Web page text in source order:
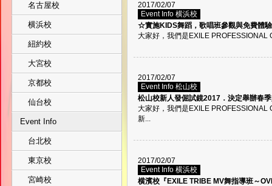
名古屋校
横浜校
紐約校
大宮校
京都校
仙台校
Event Info
台北校
東京校
宮崎校
2017/02/07
Event Info 横浜校
☆實施KIDS舞蹈，歌唱班參觀與免費體
大家好，我們是EXILE
2017/02/07
Event Info 松山校
松山校新人發倔試鏡2017．決定舉辦春
大家好，我們是EXILE PROFESSIONAL
新...
2017/02/07
Event Info 横浜校
横濱校『EXILE TRIBE MV舞指導班～